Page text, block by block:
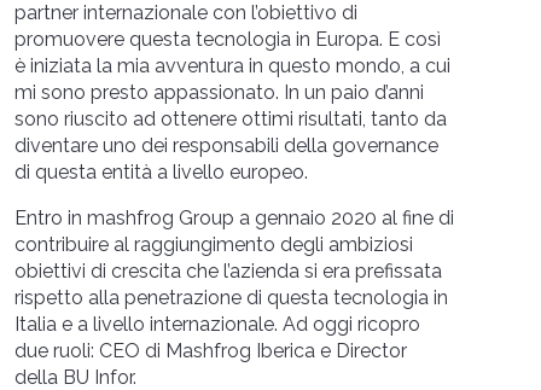
partner internazionale con l’obiettivo di
promuovere questa tecnologia in Europa. E così
è iniziata la mia avventura in questo mondo, a cui
mi sono presto appassionato. In un paio d’anni
sono riuscito ad ottenere ottimi risultati, tanto da
diventare uno dei responsabili della governance
di questa entità a livello europeo.
Entro in mashfrog Group a gennaio 2020 al fine di
contribuire al raggiungimento degli ambiziosi
obiettivi di crescita che l’azienda si era prefissata
rispetto alla penetrazione di questa tecnologia in
Italia e a livello internazionale. Ad oggi ricopro
due ruoli: CEO di Mashfrog Iberica e Director
della BU Infor.